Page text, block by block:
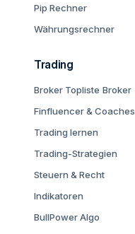
Pip Rechner
Währungsrechner
Trading
Broker Topliste Broker
Finfluencer & Coaches
Trading lernen
Trading-Strategien
Steuern & Recht
Indikatoren
BullPower Algo